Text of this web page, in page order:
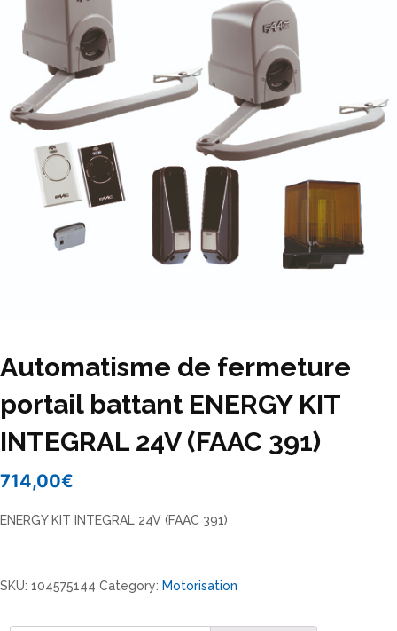
Automatisme de fermeture
portail battant ENERGY KIT
INTEGRAL 24V (FAAC 391)
714,00€
ENERGY KIT INTEGRAL 24V (FAAC 391)
de
SKU: 104575144 Category: Motorisation